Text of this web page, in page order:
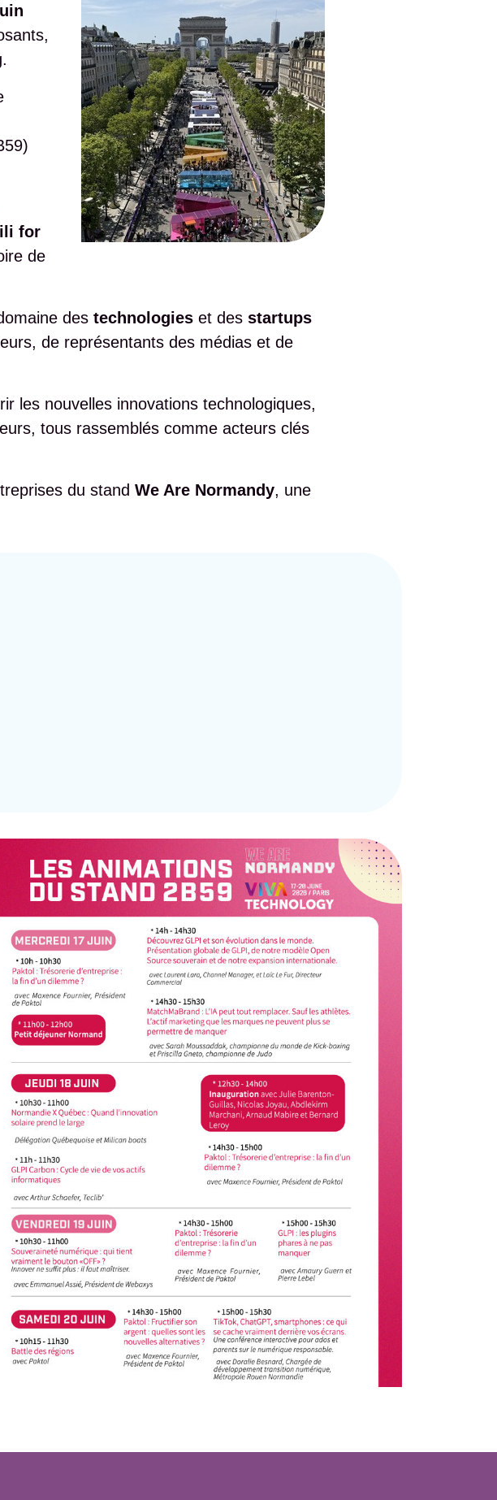
for
de
des technologies et des startups
de représentants des médias et de
les nouvelles innovations technologiques,
tous rassemblés comme acteurs clés
du stand We Are Normandy, une